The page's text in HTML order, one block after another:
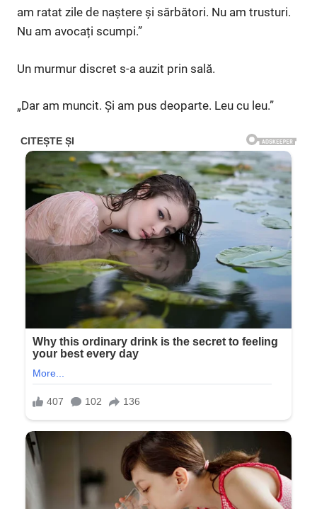
am ratat zile de naștere și sărbători. Nu am trusturi.
Nu am avocați scumpi.”
Un murmur discret s-a auzit prin sală.
„Dar am muncit. Și am pus deoparte. Leu cu leu.”